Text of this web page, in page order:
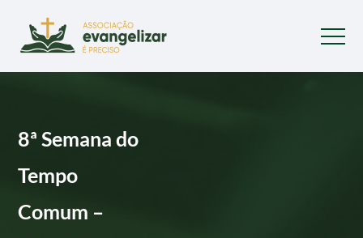
8ª Semana do
Tempo
Comum –